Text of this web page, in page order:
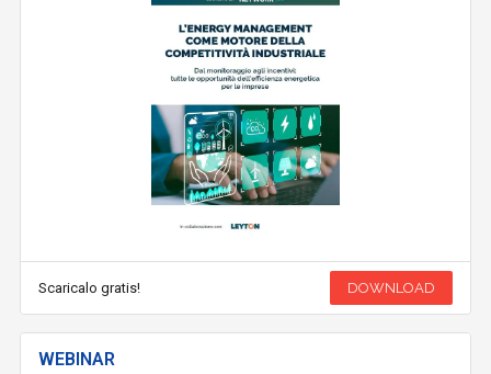
Scaricalo gratis! DOWNLOAD
WEBINAR